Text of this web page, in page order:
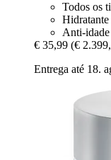
Todos os
Hidratante
Anti-
€ 35,99 (€
Entrega até 18.